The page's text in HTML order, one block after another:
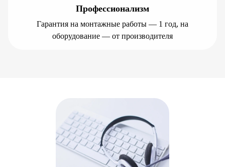
Профессионализм
Гарантия на монтажные работы — 1 год, на
оборудование — от производителя